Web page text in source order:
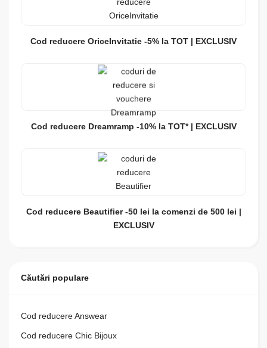
Cod reducere OriceInvitatie -5% la TOT | EXCLUSIV
Cod reducere Dreamramp -10% la TOT* | EXCLUSIV
Cod reducere Beautifier -50 lei la comenzi de 500 lei |
EXCLUSIV
Căutări populare
Cod reducere Answear
Cod reducere Chic Bijoux